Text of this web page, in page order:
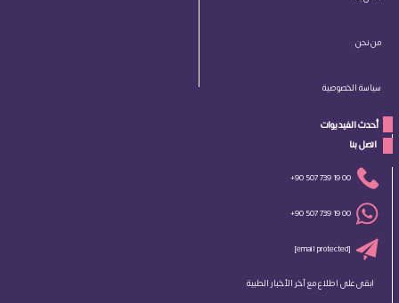
من نحن
سياسة الخصوصية
أحدث الفيديوات
اتصل بنا
+90 507 739 19 00
+90 507 739 19 00
[email protected]
ابقى على اطلاع مع آخر الأخبار الطبية